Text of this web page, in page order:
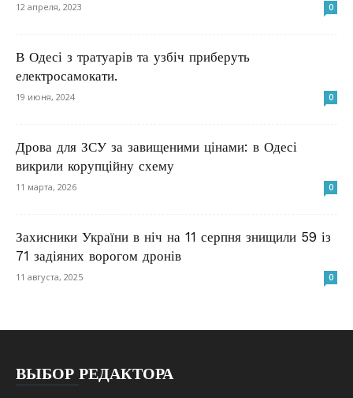
12 апреля, 2023 0
В Одесі з тратуарів та узбіч приберуть
електросамокати.
19 июня, 2024 0
Дрова для ЗСУ за завищеними цінами: в Одесі
викрили корупційну схему
11 марта, 2026 0
Захисники України в ніч на 11 серпня знищили 59 із
71 задіяних ворогом дронів
11 августа, 2025 0
ВЫБОР РЕДАКТОРА